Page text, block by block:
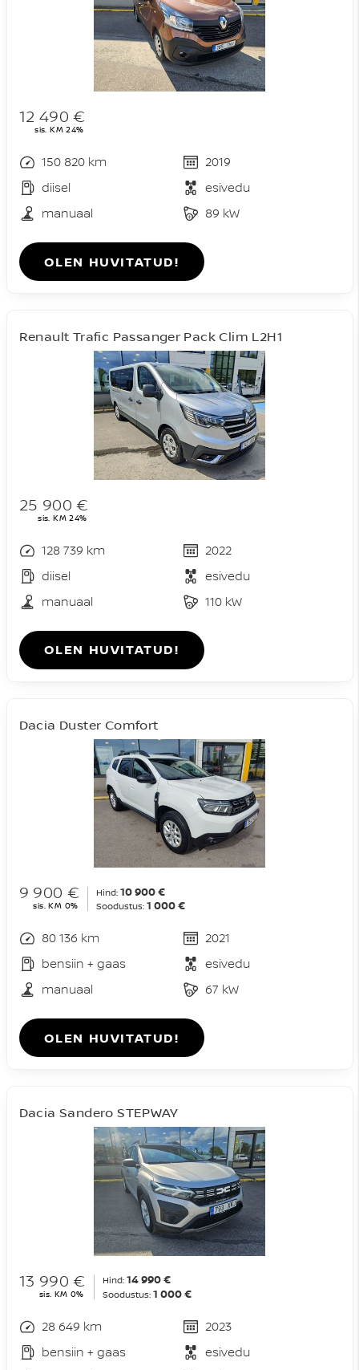
12 490 €
sis. KM 24%
150 820 km
2019
diisel
esivedu
manuaal
89 kW
OLEN HUVITATUD!
Renault Trafic Passanger Pack Clim L2H1
25 900 €
sis. KM 24%
128 739 km
2022
diisel
esivedu
manuaal
110 kW
OLEN HUVITATUD!
Dacia Duster Comfort
9 900 €
sis. KM 0%
Hind: 10 900 €
Soodustus: 1 000 €
80 136 km
2021
bensiin + gaas
esivedu
manuaal
67 kW
OLEN HUVITATUD!
Dacia Sandero STEPWAY
13 990 €
sis. KM 0%
Hind: 14 990 €
Soodustus: 1 000 €
28 649 km
2023
bensiin + gaas
esivedu